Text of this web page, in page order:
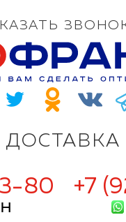
ДОСТАВКА
80 +7